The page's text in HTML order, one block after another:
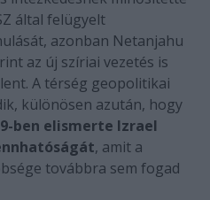
által felügyelt
azonban Netanjahu
az új szíriai vezetés is
A térség geopolitikai
különösen azután, hogy
ben elismerte Izrael
, amit a
továbbra sem fogad